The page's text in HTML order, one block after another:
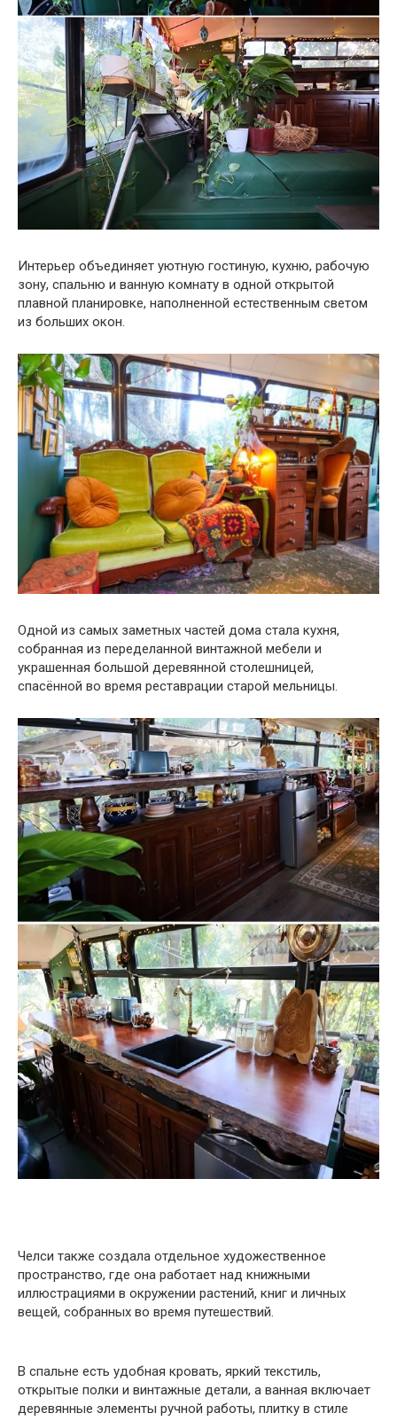
Интерьер объединяет уютную гостиную, кухню, рабочую
зону, спальню и ванную комнату в одной открытой
плавной планировке, наполненной естественным светом
из больших окон.
Одной из самых заметных частей дома стала кухня,
собранная из переделанной винтажной мебели и
украшенная большой деревянной столешницей,
спасённой во время реставрации старой мельницы.
Челси также создала отдельное художественное
пространство, где она работает над книжными
иллюстрациями в окружении растений, книг и личных
вещей, собранных во время путешествий.
В спальне есть удобная кровать, яркий текстиль,
открытые полки и винтажные детали, а ванная включает
деревянные элементы ручной работы, плитку в стиле